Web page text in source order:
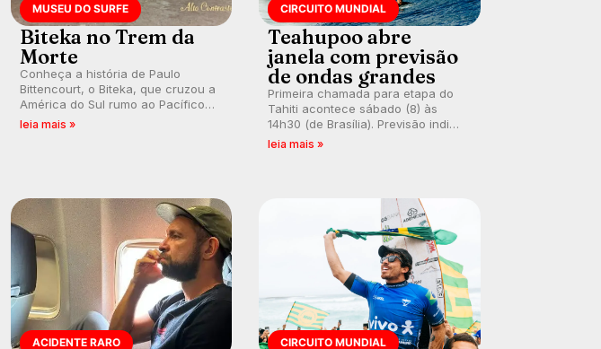
MUSEU DO SURFE
Biteka no Trem da
Morte
Conheça a história de Paulo
Bittencourt, o Biteka, que cruzou a
América do Sul rumo ao Pacífico
em uma jornada que se tornou um
leia mais »
CIRCUITO MUNDIAL
Teahupoo abre
janela com previsão
de ondas grandes
Primeira chamada para etapa do
Tahiti acontece sábado (8) às
14h30 (de Brasília). Previsão indica
swell consistente. Medina
leia mais »
ACIDENTE RARO CIRCUITO MUNDIAL